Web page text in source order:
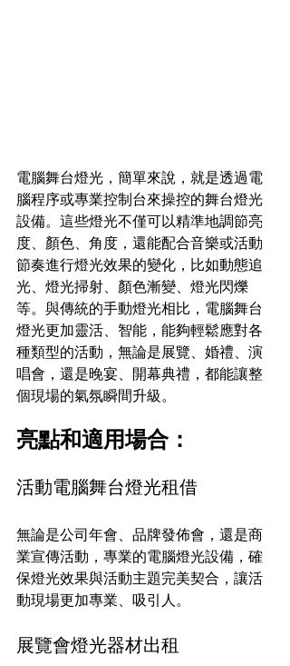
電腦舞台燈光，簡單來說，就是透過電
腦程序或專業控制台來操控的舞台燈光
設備。這些燈光不僅可以精準地調節亮
度、顏色、角度，還能配合音樂或活動
節奏進行燈光效果的變化，比如動態追
光、燈光掃射、顏色漸變、燈光閃爍
等。與傳統的手動燈光相比，電腦舞台
燈光更加靈活、智能，能夠輕鬆應對各
種類型的活動，無論是展覽、婚禮、演
唱會，還是晚宴、開幕典禮，都能讓整
個現場的氣氛瞬間升級。
亮點和適用場合：
活動電腦舞台燈光租借
無論是公司年會、品牌發佈會，還是商
業宣傳活動，專業的電腦燈光設備，確
保燈光效果與活動主題完美契合，讓活
動現場更加專業、吸引人。
展覽會燈光器材出租